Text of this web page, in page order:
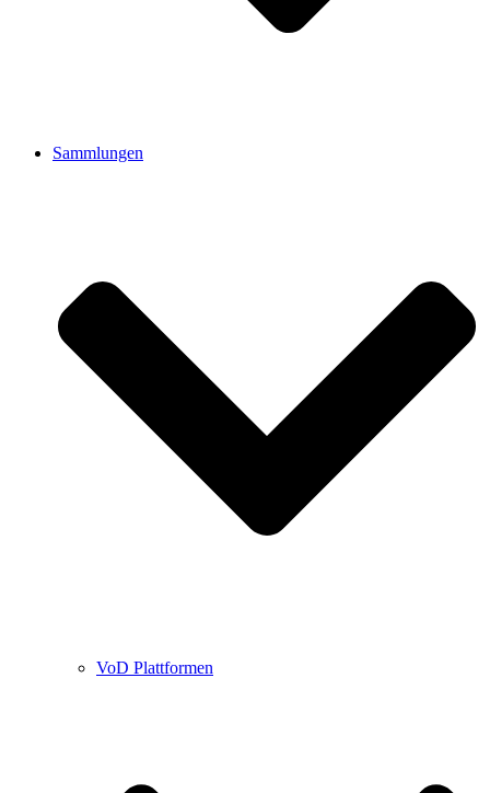
Sammlungen
VoD Plattformen